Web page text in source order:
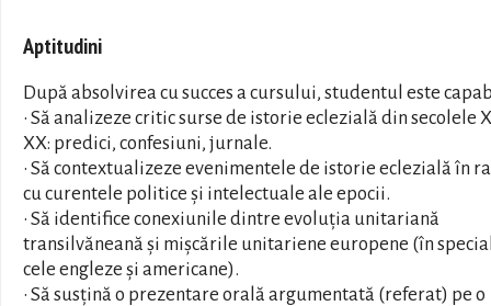
Aptitudini
După absolvirea cu succes a cursului, studentul este
• Să analizeze critic surse de istorie eclezială din secolele
XX: predici, confesiuni, jurnale.
• Să contextualizeze evenimentele de istorie eclezială în
cu curentele politice și intelectuale ale epocii.
• Să identifice conexiunile dintre evoluția unitariană
transilvăneană și mișcările unitariene europene (în
cele engleze și americane).
• Să susțină o prezentare orală argumentată (referat) pe o